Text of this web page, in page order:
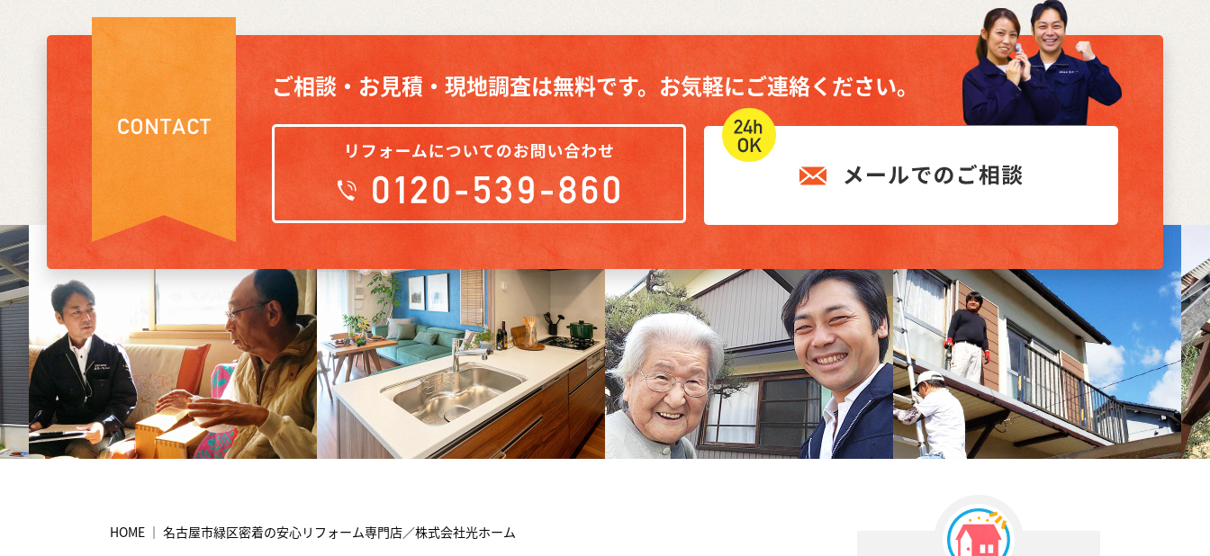
ご相談・お見積・現地調査は無料です。 お気軽にご連絡ください。
HOME ｜ 名古屋市緑区密着の安心リフォーム専門店／株式会社光ホーム